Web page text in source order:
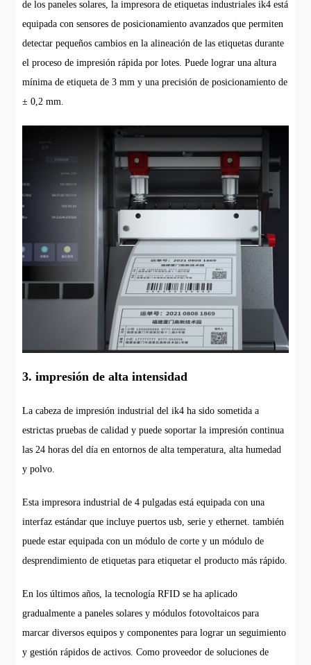
de los paneles solares, la impresora de etiquetas industriales ik4 está
equipada con sensores de posicionamiento avanzados que permiten
detectar pequeños cambios en la alineación de las etiquetas durante
el proceso de impresión rápida por lotes. Puede lograr una altura
mínima de etiqueta de 3 mm y una precisión de posicionamiento de
± 0,2 mm.
3. impresión de alta intensidad
La cabeza de impresión industrial del ik4 ha sido sometida a
estrictas pruebas de calidad y puede soportar la impresión continua
las 24 horas del día en entornos de alta temperatura, alta humedad
y polvo.
Esta impresora industrial de 4 pulgadas está equipada con una
interfaz estándar que incluye puertos usb, serie y ethernet. también
puede estar equipada con un módulo de corte y un módulo de
desprendimiento de etiquetas para etiquetar el producto más rápido.
En los últimos años, la tecnología RFID se ha aplicado
gradualmente a paneles solares y módulos fotovoltaicos para
marcar diversos equipos y componentes para lograr un seguimiento
y gestión rápidos de activos. Como proveedor de soluciones de